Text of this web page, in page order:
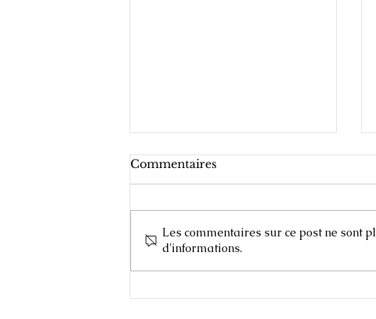
Cours d'Arts Plastiques,
Commentaires
Les commentaires sur ce post ne sont
d'informations.